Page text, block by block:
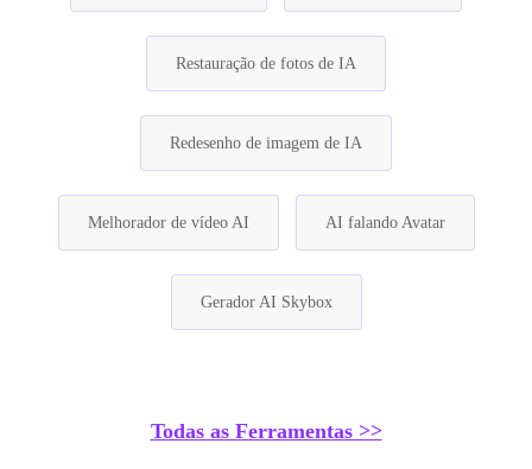
Restauração de fotos de IA
Redesenho de imagem de IA
Melhorador de vídeo AI AI falando Avatar
Gerador AI Skybox
Todas as Ferramentas >>